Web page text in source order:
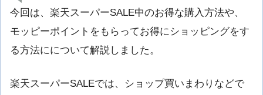
今回は、楽天スーパーSALE中のお得な購入方法や、
モッピーポイントをもらってお得にショッピングをす
る方法にについて解説しました。
楽天スーパーSALEでは、ショップ買いまわりなどで